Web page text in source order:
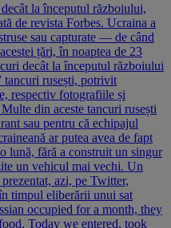
la începutul războiului,
de revista Forbes. Ucraina a
sau capturate — de când
țări, în noaptea de 23
decât la începutul războiului
tancuri rusești, potrivit
respectiv fotografiile și
din aceste tancuri rusești
sau pentru că echipajul
ar putea avea de fapt
lună, fără a construit un singur
un vehicul mai vechi. Un
azi, pe Twitter,
timpul eliberării unui sat
occupied for a month, they
Today we entered, took